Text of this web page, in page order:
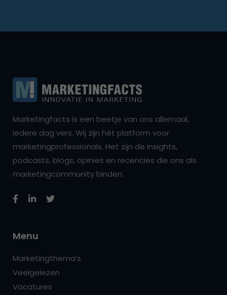
Marketingfacts is een beetje van ons allemaal,
iedere dag vers. Wij zijn hét platform voor
marketingprofessionals. Het zijn de insights,
podcasts, blogs, opinies en recencies die ons als
marketingcommunity binden.
Menu
Marketingthema’s
Veelgelezen
Vacatures